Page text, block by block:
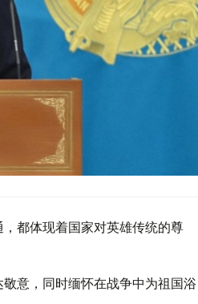
都体现着国家对英雄传统的尊
意，同时缅怀在战争中为祖国浴